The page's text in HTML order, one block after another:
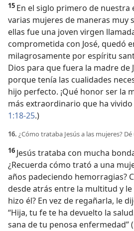
15 En el siglo primero de nuestra
varias mujeres de maneras muy
ellas fue una joven virgen
comprometida con José, quedó
milagrosamente por espíritu
Dios para que fuera la madre de
porque tenía las cualidades
hijo perfecto. ¡Qué honor ser la
más extraordinario que ha vivido
1:18-25.)
16. ¿Cómo trataba Jesús a las mujeres?
16 Jesús trataba con mucha
¿Recuerda cómo trató a una
años padeciendo hemorragias?
desde atrás entre la multitud y
hizo él? En vez de regañarla, le
“Hija, tu fe te ha devuelto la
sana de tu penosa enfermedad” (